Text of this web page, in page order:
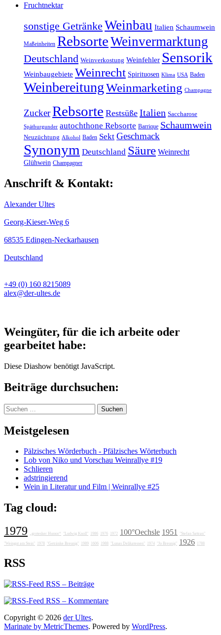
Fruchtnektar
sonstige Getränke Weinbau Italien Schaumwein
Maßeinheiten RebsorteWeinvermarktung
Deutschland Weinverkostung Weinfehler Sensorik
Weinbaugebiete Weinrecht Spirituosen Klima USA Baden
WeinbereitungWeinmarketing Champagne
ZuckerRebsorte Restsüße Italien Saccharose
Spätburgunder autochthone Rebsorte Barrique Schaumwein
Neuzüchtung Alkohol Baden Sekt Geschmack
Synonym Deutschland Säure Weinrecht
Glühwein Champagner
Anschrift & Kontakt:
Alexander Ultes
Georg-Kieser-Weg 6
68535 Edingen-Neckarhausen
Deutschland
+49 (0) 160 8215089
alex@der-ultes.de
Weingüter, für die ich arbeite oder
gearbeitet habe:
Diese Diashow benötigt JavaScript.
Beiträge durchsuchen:
Suchen
nach:
Meistgelesen
Pälzisches Wörderbuch - Pfälzisches Wörterbuch
Lob von Niko und Vorschau Weinrallye #19
Schlieren
adstringierend
Wein in Literatur und Film | Weinrallye #25
Tag cloud:
1979
„grotesker Humor“ "Ludwig Knoll" 1986 1976 1972 100°Oechsle 1951 "Stefan Sattran"
"Weingut am Stein" 1978 "Getränke Breunig" 1989 1606 1988 "Lunas Delikatessen" 1974 "Jo Breunig" 1926 1788
RSS
RSS – Beiträge
RSS – Kommentare
Copyright © 2026 der Ultes.
Marinate by MetricThemes. Powered by WordPress.